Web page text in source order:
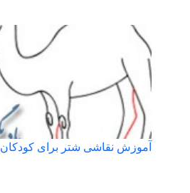
آموزش نقاشی شتر برای کودکان